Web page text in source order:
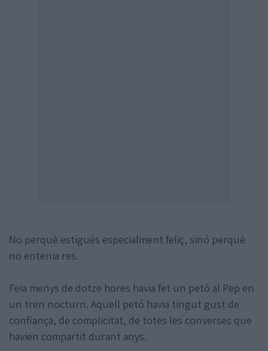
No perquè estigués especialment feliç, sinó perquè
no entenia res.
Feia menys de dotze hores havia fet un petó al Pep en
un tren nocturn. Aquell petó havia tingut gust de
confiança, de complicitat, de totes les converses que
havien compartit durant anys.